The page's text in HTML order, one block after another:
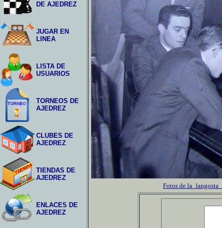
DE AJEDREZ
JUGAR EN
LINEA
LISTA DE
USUARIOS
TORNEOS DE
AJEDREZ
CLUBES DE
AJEDREZ
TIENDAS DE
AJEDREZ
ENLACES DE
AJEDREZ
Fotos de